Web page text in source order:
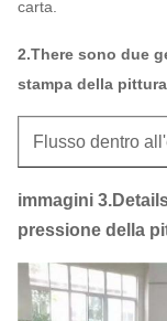
carta.
2.There sono due
stampa della
Flusso dentro
immagini
pressione della